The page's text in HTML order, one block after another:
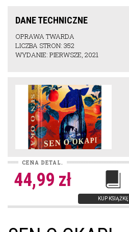
DANE TECHNICZNE
OPRAWA TWARDA
LICZBA STRON: 352
WYDANIE: PIERWSZE, 2021
CENA DETAL.
44,99 zł
KUP KSIĄŻKĘ